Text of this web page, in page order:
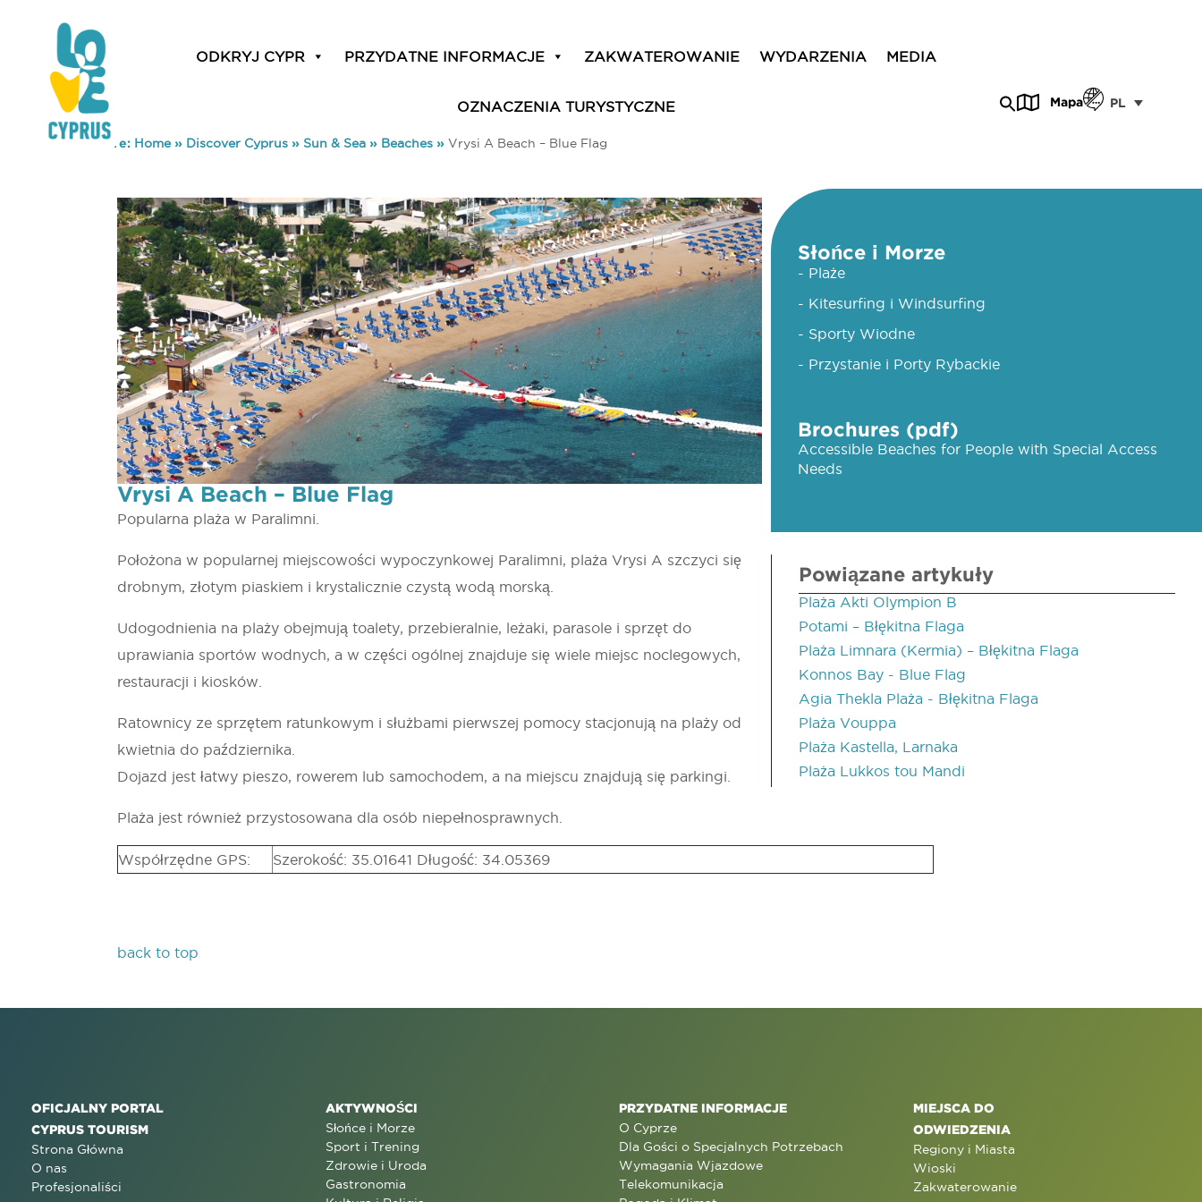
ODKRYJ CYPR PRZYDATNE INFORMACJE ZAKWATEROWANIE WYDARZENIA MEDIA
OZNACZENIA TURYSTYCZNE Mapa PL
You are here: Home» Discover Cyprus » Sun & Sea » Beaches » Vrysi A Beach – Blue Flag
Vrysi A Beach – Blue Flag
Popularna plaża w Paralimni.
Położona w popularnej miejscowości wypoczynkowej Paralimni, plaża Vrysi A szczyci się
drobnym, złotym piaskiem i krystalicznie czystą wodą morską.
Udogodnienia na plaży obejmują toalety, przebieralnie, leżaki, parasole i sprzęt do
uprawiania sportów wodnych, a w części ogólnej znajduje się wiele miejsc noclegowych,
restauracji i kiosków.
Ratownicy ze sprzętem ratunkowym i służbami pierwszej pomocy stacjonują na plaży od
kwietnia do października.
Dojazd jest łatwy pieszo, rowerem lub samochodem, a na miejscu znajdują się parkingi.
Plaża jest również przystosowana dla osób niepełnosprawnych.
Współrzędne GPS: Szerokość: 35.01641 Długość: 34.05369
back to top
Słońce i Morze
- Plaże
- Kitesurfing i Windsurfing
- Sporty Wiodne
- Przystanie i Porty Rybackie
Brochures (pdf)
Accessible Beaches for People with Special Access
Needs
Powiązane artykuły
Plaża Akti Olympion B
Potami – Błękitna Flaga
Plaża Limnara (Kermia) – Błękitna Flaga
Konnos Bay - Blue Flag
Agia Thekla Plaża - Błękitna Flaga
Plaża Vouppa
Plaża Kastella, Larnaka
Plaża Lukkos tou Mandi
OFICJALNY PORTAL
CYPRUS TOURISM
Strona Główna
O nas
Profesjonaliści
AKTYWNOŚCI
Słońce i Morze
Sport i Trening
Zdrowie i Uroda
Gastronomia
PRZYDATNE INFORMACJE
O Cyprze
Dla Gości o Specjalnych Potrzebach
Wymagania Wjazdowe
Telekomunikacja
MIEJSCA DO
ODWIEDZENIA
Regiony i Miasta
Wioski
Zakwaterowanie